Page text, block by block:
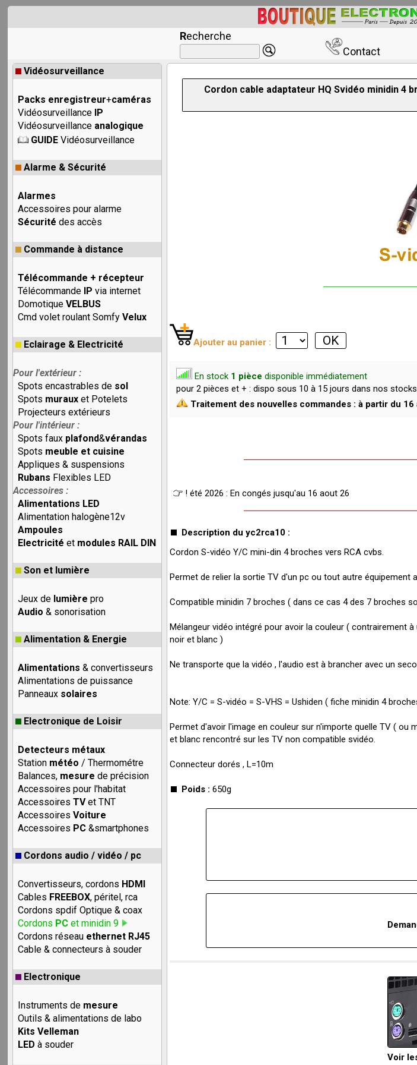
Recherche
Contact
Vidéosurveillance
Packs enregistreur+caméras
Vidéosurveillance IP
Vidéosurveillance analogique
GUIDE Vidéosurveillance
Alarme & Sécurité
Alarmes
Accessoires pour alarme
Sécurité des accès
Commande à distance
Télécommande + récepteur
Télécommande IP via internet
DomotiqueVELBUS
Cmd volet roulant SomfyVelux
Eclairage & Electricité
Pour l'extérieur :
Spots encastrables de sol
Spots muraux et Potelets
Projecteurs extérieurs
Pour l'intérieur :
Spots faux plafond&vérandas
Spots meuble et cuisine
Appliques & suspensions
Rubans Flexibles LED
Accessoires :
Alimentations LED
Alimentation halogène12v
Ampoules
Electricité et modules RAIL DIN
Son et lumière
Jeux de lumière pro
Audio & sonorisation
Alimentation & Energie
Alimentations & convertisseurs
Alimentations de puissance
Panneaux solaires
Electronique de Loisir
Detecteurs métaux
Station météo / Thermométre
Balances, mesure de précision
Accessoires pour l'habitat
AccessoiresTVet TNT
AccessoiresVoiture
Accessoires PC &smartphones
Cordons audio / vidéo / pc
Convertisseurs, cordons HDMI
Cables FREEBOX, péritel, rca
Cordons spdif Optique & coax
Cordons PC et minidin 9
Cordons réseau ethernet RJ45
Cable & connecteurs à souder
Electronique
Instruments de mesure
Outils & alimentations de labo
Kits Velleman
LED à souder
Cordon cable adaptateur HQ Svidéo minidin 4
Ajouter au panier :
En stock 1 piècedisponible immédiatement
pour 2 pièces et + : dispo sous 10 à 15 jours dans nos
Traitement des nouvelles commandes : à partir du 16
! été 2026 : En congés jusqu'au 16 aout 26
Description du yc2rca10 :
Cordon S-vidéo Y/C mini-din 4 broches vers RCA cvbs.
Permet de relier la sortie TV d'un pc ou tout autre équipement
Compatible minidin 7 broches ( dans ce cas 4 des 7 broches
Mélangeur vidéo intégré pour avoir la couleur ( contrairement
noir et blanc )
Ne transporte que la vidéo , l'audio est à brancher avec un
Note: Y/C = S-vidéo = S-VHS = Ushiden ( fiche minidin 4
Permet d'avoir l'image en couleur sur n'importe quelle TV (
et blanc rencontré sur les TV non compatible svidéo.
Connecteur dorés , L=10m
Poids :650g
Voir